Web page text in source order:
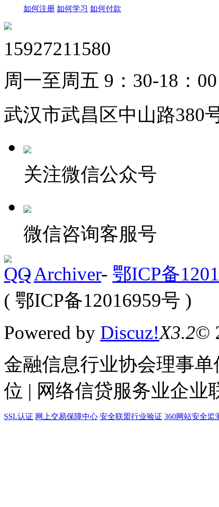
如何注册 如何学习 如何付款
15927211580
周一至周五 9：30-18：00
武汉市武昌区中山路380
关注微信公众号
微信咨询客服号
- Archiver- 鄂ICP备
( 鄂ICP备12016959号 )
Powered by Discuz!X3.2©
金融信息行业协会理事
位 | 网络信贷服务业企业
SSL认证 网上交易保障中心 安全联盟行业验证 360网站安全监